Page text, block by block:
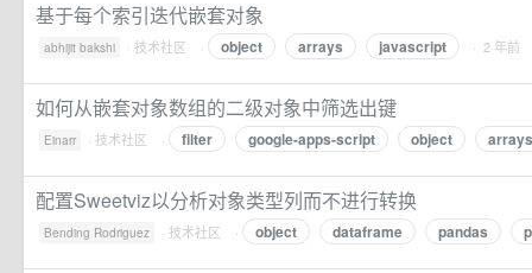
基于每个索引迭代嵌套对象
abhijit bakshi · 技术社区 · object arrays javascript · 2 年前
如何从嵌套对象数组的二级对象中筛选出键
Einarr · 技术社区 · filter google-apps-script object arrays
配置Sweetviz以分析对象类型列而不进行转换
Bending Rodriguez · 技术社区 · object dataframe pandas